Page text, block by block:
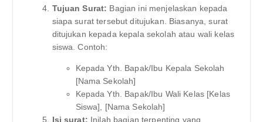
Tujuan Surat: Bagian ini menjelaskan kepada
siapa surat tersebut ditujukan. Biasanya, surat
ditujukan kepada kepala sekolah atau wali kelas
siswa. Contoh:
Kepada Yth. Bapak/Ibu Kepala Sekolah
[Nama Sekolah]
Kepada Yth. Bapak/Ibu Wali Kelas [Kelas
Siswa], [Nama Sekolah]
Isi surat: Inilah bagian terpenting yang